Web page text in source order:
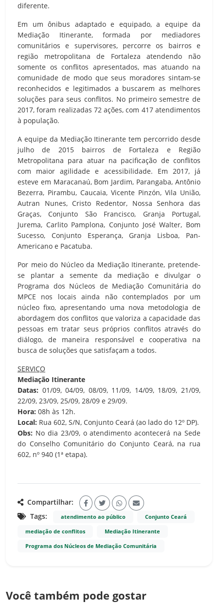
diferente.
Em um ônibus adaptado e equipado, a equipe da
Mediação Itinerante, formada por mediadores
comunitários e supervisores, percorre os bairros e
região metropolitana de Fortaleza atendendo não
somente os conflitos apresentados, mas atuando na
comunidade de modo que seus moradores sintam-se
reconhecidos e legitimados a buscarem as melhores
soluções para seus conflitos. No primeiro semestre de
2017, foram realizadas 72 ações, com 417 atendimentos
à população.
A equipe da Mediação Itinerante tem percorrido desde
julho de 2015 bairros de Fortaleza e Região
Metropolitana para atuar na pacificação de conflitos
com maior agilidade e acessibilidade. Em 2017, já
esteve em Maracanaú, Bom Jardim, Parangaba, Antônio
Bezerra, Pirambu, Caucaia, Vicente Pinzón, Vila União,
Autran Nunes, Cristo Redentor, Nossa Senhora das
Graças, Conjunto São Francisco, Granja Portugal,
Jurema, Carlito Pamplona, Conjunto José Walter, Bom
Sucesso, Conjunto Esperança, Granja Lisboa, Pan-
Americano e Pacatuba.
Por meio do Núcleo da Mediação Itinerante, pretende-
se plantar a semente da mediação e divulgar o
Programa dos Núcleos de Mediação Comunitária do
MPCE nos locais ainda não contemplados por um
núcleo fixo, apresentando uma nova metodologia de
abordagem dos conflitos que valoriza a capacidade das
pessoas em tratar seus próprios conflitos através do
diálogo, de maneira responsável e cooperativa na
busca de soluções que satisfaçam a todos.
SERVIÇO
Mediação Itinerante
Datas: 01/09, 04/09, 08/09, 11/09, 14/09, 18/09, 21/09,
22/09, 23/09, 25/09, 28/09 e 29/09.
Hora: 08h às 12h.
Local: Rua 602, S/N, Conjunto Ceará (ao lado do 12º DP).
Obs: No dia 23/09, o atendimento acontecerá na Sede
do Conselho Comunitário do Conjunto Ceará, na rua
602, nº 940 (1ª etapa).
Compartilhar:
Tags:
atendimento ao público Conjunto Ceará
mediação de conflitos Mediação Itinerante
Programa dos Núcleos de Mediação Comunitária
Você também pode gostar